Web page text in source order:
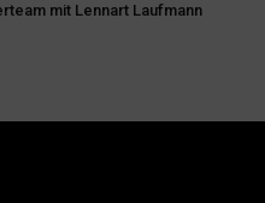
mit Lennart Laufmann